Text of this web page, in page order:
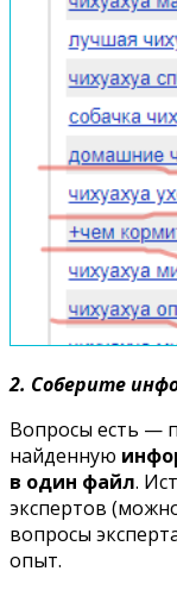
2. Соберите
Вопросы есть —
найденную
в один файл.
экспертов
вопросы
опыт.